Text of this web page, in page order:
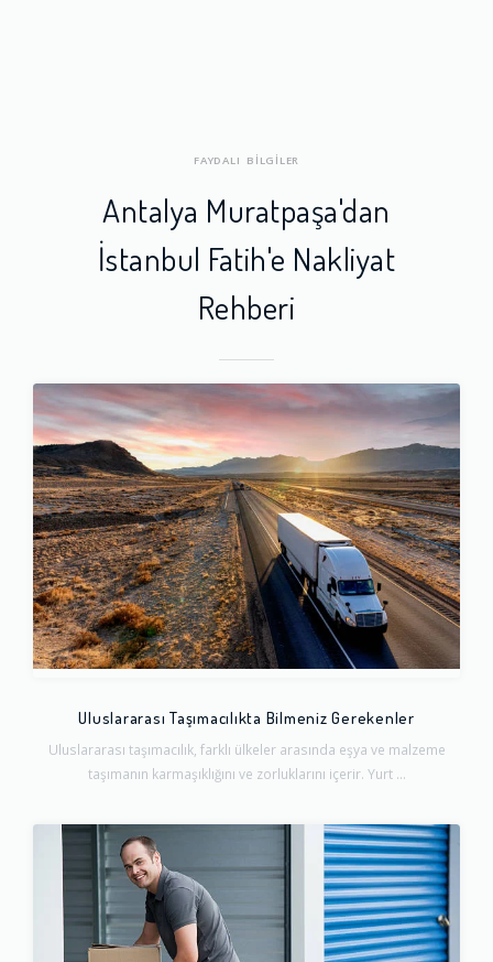
FAYDALI BİLGİLER
Antalya Muratpaşa'dan
İstanbul Fatih'e Nakliyat
Rehberi
Uluslararası Taşımacılıkta Bilmeniz Gerekenler
Uluslararası taşımacılık, farklı ülkeler arasında eşya ve malzeme
taşımanın karmaşıklığını ve zorluklarını içerir. Yurt ...